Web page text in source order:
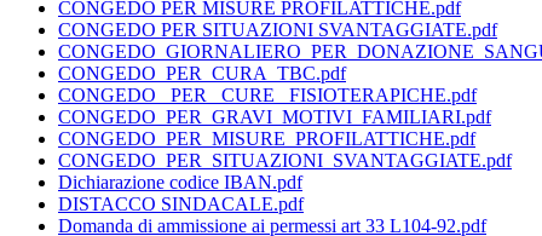
CONGEDO PER MISURE PROFILATTICHE.pdf
CONGEDO PER SITUAZIONI SVANTAGGIATE.pdf
CONGEDO_PER_CURA_TBC.pdf
CONGEDO_ PER _CURE _FISIOTERAPICHE.pdf
CONGEDO_PER_GRAVI_MOTIVI_FAMILIARI.pdf
CONGEDO_PER_MISURE_PROFILATTICHE.pdf
CONGEDO_PER_SITUAZIONI_SVANTAGGIATE.pdf
Dichiarazione codice IBAN.pdf
DISTACCO SINDACALE.pdf
Domanda di ammissione ai permessi art 33 L104-92.pdf